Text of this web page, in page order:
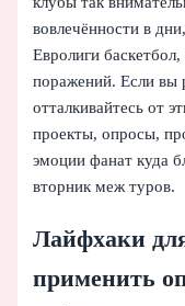
вовлечённости в
Евролиги
поражений. Если вы
отталкивайтесь от
проекты, опросы,
эмоции фанат куда
вторник меж туров.
Лайфхаки
применить